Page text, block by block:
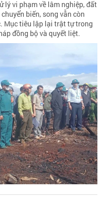
lý vi phạm về lâm nghiệp, đất
biến, song vẫn còn
Mục tiêu lập lại trật tự trong
đồng bộ và quyết liệt.